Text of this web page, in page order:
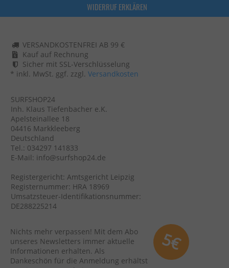
WIDERRUF ERKLÄREN
VERSANDKOSTENFREI AB 99 €
Kauf auf Rechnung
Sicher mit SSL-Verschlüsselung
* inkl. MwSt. ggf. zzgl. Versandkosten
SURFSHOP24
Inh. Klaus Tiefenbacher e.K.
Apelsteinallee 18
04416 Markkleeberg
Deutschland
Tel.: 034297 141833
E-Mail: info@surfshop24.de
Registergericht: Amtsgericht Leipzig
Registernummer: HRA 18969
Umsatzsteuer-Identifikationsnummer:
DE288225214
5€
Nichts mehr verpassen! Mit dem Abo
unseres Newsletters immer aktuelle
Informationen erhalten. Als
Dankeschön für die Anmeldung erhältst